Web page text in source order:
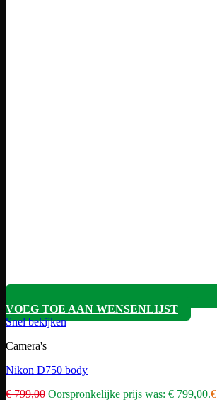
VOEG TOE AAN WENSENLIJST
Snel bekijken
Camera's
Nikon D750 body
€799,00 Oorspronkelijke prijs was: € 799,00.€